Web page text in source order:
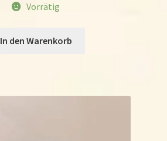
Vorrätig
In den Warenkorb